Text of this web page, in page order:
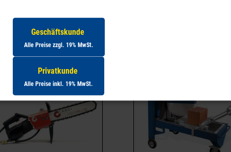
Büro-/Mannschaftscontainer
Geschäftskunde
Alle Preise zzgl. 19% MwSt.
Privatkunde
Alle Preise inkl. 19% MwSt.